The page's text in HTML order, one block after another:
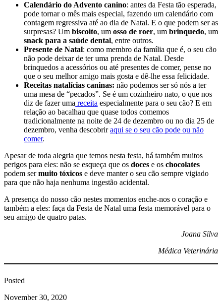
Calendário do Advento canino: antes da Festa tão esperada,
pode tornar o mês mais especial, fazendo um calendário com
contagem regressiva até ao dia de Natal. E o que podem ser as
surpresas? Um biscoito, um osso de roer, um brinquedo, um
snack para a saúde dental, entre outros.
Presente de Natal: como membro da família que é, o seu cão
não pode deixar de ter uma prenda de Natal. Desde
brinquedos a acessórios ou até presentes de comer, pense no
que o seu melhor amigo mais gosta e dê-lhe essa felicidade.
Receitas natalícias caninas: não podemos ser só nós a ter
uma mesa de “pecados”. Se é um cozinheiro nato, o que nos
diz de fazer uma receita especialmente para o seu cão? E em
relação ao bacalhau que quase todos comemos
tradicionalmente na noite de 24 de dezembro ou no dia 25 de
dezembro, venha descobriraqui se o seu cão pode ou não
comer.
Apesar de toda alegria que temos nesta festa, há também muitos
perigos para eles: não se esqueça que os doces e os chocolates
podem sermuito tóxicos e deve manter o seu cão sempre vigiado
para que não haja nenhuma ingestão acidental.
A presença do nosso cão nestes momentos enche-nos o coração e
também a eles: faça da Festa de Natal uma festa memorável para o
seu amigo de quatro patas.
Joana Silva
Médica Veterinária
Posted
November 30, 2020